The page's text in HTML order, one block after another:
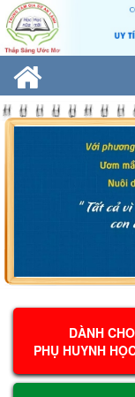
DÀNH CHO
PHỤ HUYNH